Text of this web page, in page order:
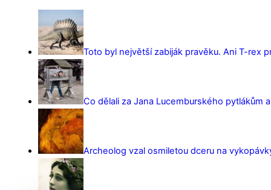
Toto byl největší zabiják pravěku. Ani T-rex
Co dělali za Jana Lucemburského pytlákům
Archeolog vzal osmiletou dceru na